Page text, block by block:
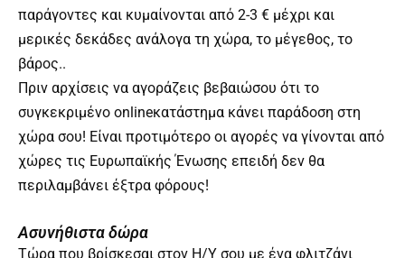
παράγοντες και κυμαίνονται από 2-3 € μέχρι και
μερικές δεκάδες ανάλογα τη χώρα, το μέγεθος, το
βάρος..
Πριν αρχίσεις να αγοράζεις βεβαιώσου ότι το
συγκεκριμένο onlineκατάστημα κάνει παράδοση στη
χώρα σου! Είναι προτιμότερο οι αγορές να γίνονται από
χώρες τις Ευρωπαϊκής Ένωσης επειδή δεν θα
περιλαμβάνει έξτρα φόρους!
Ασυνήθιστα δώρα
Τώρα που βρίσκεσαι στον Η/Υ σου με ένα φλιτζάνι